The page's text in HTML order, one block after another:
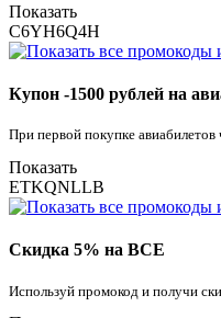
Показать
C6YH6Q4H
Купон -1500 рублей на
При первой покупке
Показать
ETKQNLLB
Скидка 5% на ВСЕ
Используй промокод и получи